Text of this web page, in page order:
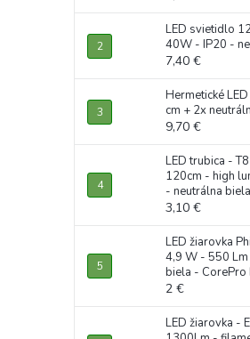
LED svietidlo
40W - IP20 -
7,40 €
Hermetické
cm + 2x
9,70 €
LED trubica -
120cm - high
- neutrálna biela
3,10 €
LED žiarovka
4,9 W - 550
biela - CorePro
2 €
LED žiarovka -